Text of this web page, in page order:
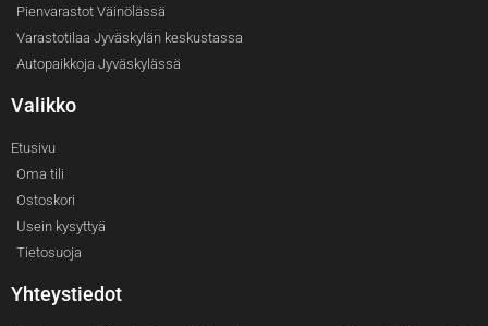
Pienvarastot Väinölässä
Varastotilaa Jyväskylän keskustassa
Autopaikkoja Jyväskylässä
Valikko
Etusivu
Oma tili
Ostoskori
Usein kysyttyä
Tietosuoja
Yhteystiedot